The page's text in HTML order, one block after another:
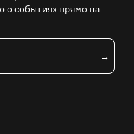
о событиях прямо на